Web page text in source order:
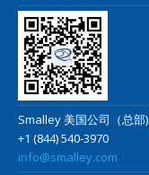
Smalley 美国公司（总部)
+1 (844) 540-3970
info@smalley.com